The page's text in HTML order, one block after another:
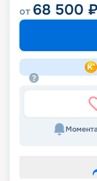
от 68 500 ₽